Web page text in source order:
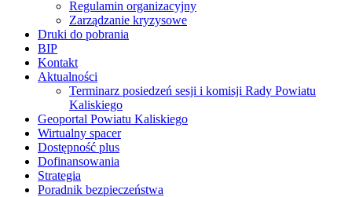
Regulamin organizacyjny
Zarządzanie kryzysowe
Druki do pobrania
BIP
Kontakt
Aktualności
Terminarz posiedzeń sesji i komisji Rady Powiatu
Kaliskiego
Geoportal Powiatu Kaliskiego
Wirtualny spacer
Dostępność plus
Dofinansowania
Strategia
Poradnik bezpieczeństwa